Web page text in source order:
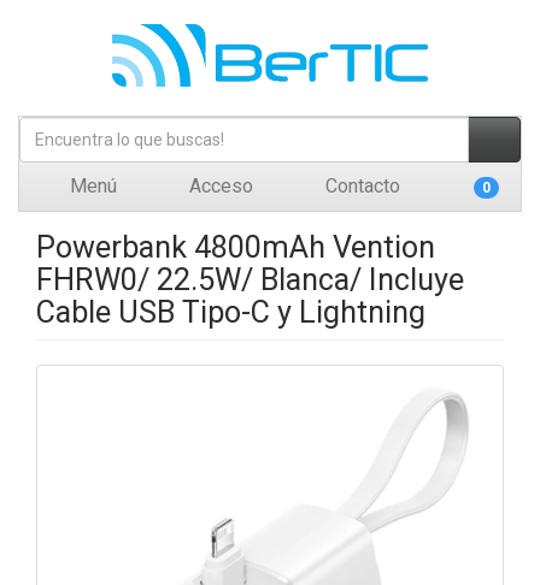
Menú Acceso Contacto 0
Powerbank 4800mAh Vention
FHRW0/ 22.5W/ Blanca/ Incluye
Cable USB Tipo-C y Lightning